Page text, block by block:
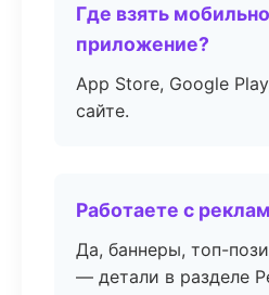
Где взять
приложение?
App Store, Google
сайте.
Работаете с
Да, баннеры, топ-
— детали в разделе